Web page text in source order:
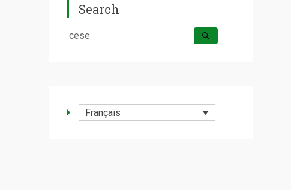
Search
Rechercher :
Français